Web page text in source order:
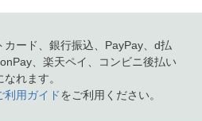
カード、銀行振込、PayPay、d払
、楽天ペイ、コンビニ後払い
れます。
利用ガイドをご利用ください。